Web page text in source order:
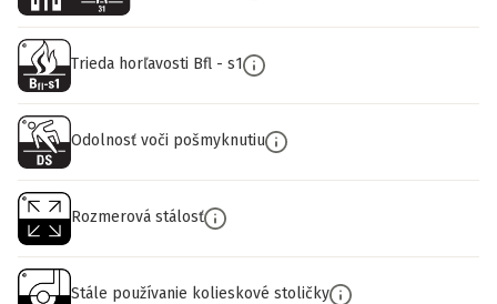
Trieda horľavosti Bfl - s1
Odolnosť voči pošmyknutiu
Rozmerová stálosť
Stále používanie kolieskové stoličky